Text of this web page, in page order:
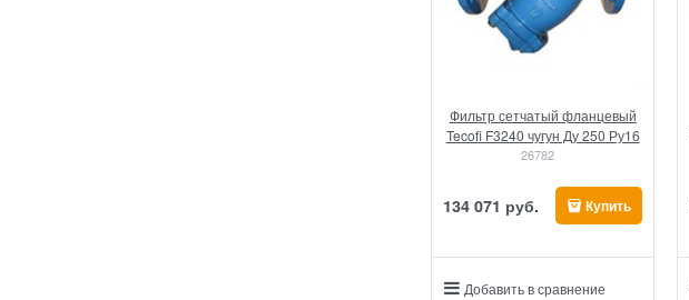
Фильтр сетчатый фланцевый
Tecofi F3240 чугун Ду 250 Ру16
26782
134 071 руб. Купить
Добавить в сравнение